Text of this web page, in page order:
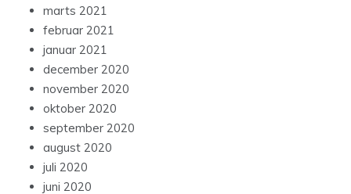
marts 2021
februar 2021
januar 2021
december 2020
november 2020
oktober 2020
september 2020
august 2020
juli 2020
juni 2020